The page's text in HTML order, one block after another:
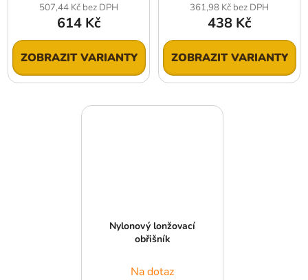
507,44 Kč bez DPH
614 Kč
ZOBRAZIT VARIANTY
361,98 Kč bez DPH
438 Kč
ZOBRAZIT VARIANTY
Nylonový lonžovací
obřišník
Na dotaz